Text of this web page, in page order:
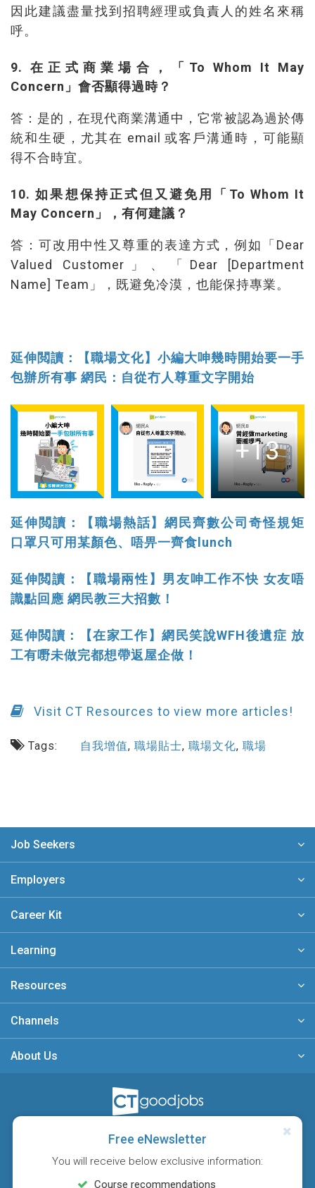
因此建議盡量找到招聘經理或負責人的姓名來稱
呼。
9. 在正式商業場合，「To Whom It May
Concern」會否顯得過時？
答：是的，在現代商業溝通中，它常被認為過於傳
統和生硬，尤其在 email 或客戶溝通時，可能顯
得不合時宜。
10. 如果想保持正式但又避免用「To Whom It
May Concern」，有何建議？
答：可改用中性又尊重的表達方式，例如「Dear
Valued Customer」、「Dear [Department
Name] Team」，既避免冷漠，也能保持專業。
延伸閲讀：【職場文化】小編大呻幾時開始要一手
包辦所有事 網民：自從冇人尊重文字開始
+13
延伸閲讀：【職場熱話】網民齊數公司奇怪規矩
口罩只可用某顏色、唔畀一齊食lunch
延伸閲讀：【職場兩性】男友呻工作不快 女友唔
識點回應 網民教三大招數！
延伸閲讀：【在家工作】網民笑說WFH後遺症 放
工有嘢未做完都想帶返屋企做！
Visit CT Resources to view more articles!
Tags: 自我增值, 職場貼士, 職場文化, 職場
Free eNewsletter
You will receive below exclusive information:
Course recommendations
Job Seekers
Employers
Career Kit
Learning
Resources
Channels
About Us
A member of